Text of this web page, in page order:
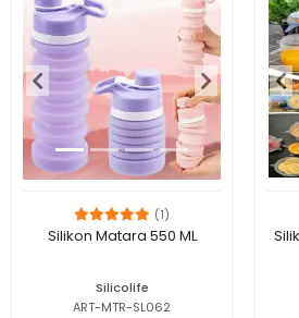
(1)
Silikon Matara 550 ML
Silicolife
ART-MTR-SL062